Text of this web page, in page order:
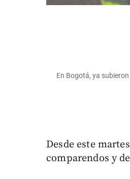
En Bogotá, ya
Desde este
comparendos y